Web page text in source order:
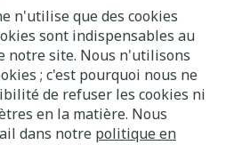
n'utilise que des cookies
sont indispensables au
notre site. Nous n'utilisons
; c'est pourquoi nous ne
de refuser les cookies ni
en la matière. Nous
dans notre politique en